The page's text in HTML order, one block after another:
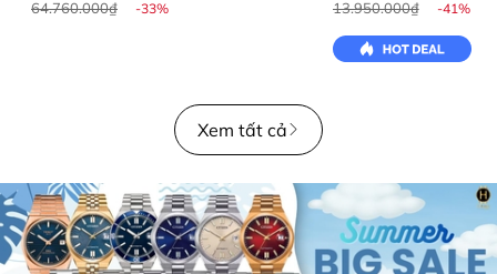
64.760.000₫ -33% 13.950.000₫ -41%
Xem tất cả